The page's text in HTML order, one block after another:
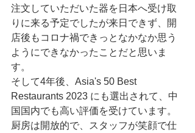
注文していただいた器を日本へ受け取
りに来る予定でしたが来日できず、開
店後もコロナ禍できっとなかなか思う
ようにできなかったことだと思いま
す。
そして4年後、Asia's 50 Best
Restaurants 2023 にも選出されて、中
国国内でも高い評価を受けています。
厨房は開放的で、スタッフが笑顔で仕